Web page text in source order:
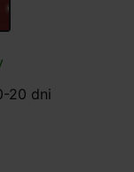
20 dni